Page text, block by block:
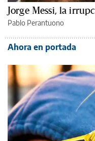
Jorge Messi, la
Pablo Perantuono
Ahora en portada